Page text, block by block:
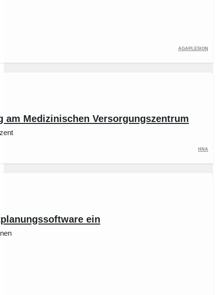
Agaplesion
Medizinischen Versorgungszentrum
HNA
ein